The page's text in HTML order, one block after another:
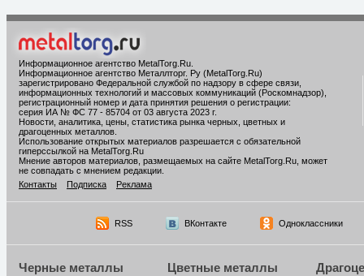
Информационное агентство MetalTorg.Ru
Информационное агентство Металлторг. Ру (MetalTorg.Ru)
зарегистрировано Федеральной службой по надзору в сфере связи,
информационных технологий и массовых коммуникаций (Роскомнадзор),
регистрационный номер и дата принятия решения о регистрации:
серия ИА № ФС 77 - 85704 от 03 августа 2023 г.
Новости, аналитика, цены, статистика рынка черных, цветных и
драгоценных металлов.
Использование открытых материалов разрешается с обязательной
гиперссылкой на MetalTorg.Ru
Мнение авторов материалов, размещаемых на сайте MetalTorg.Ru, может
не совпадать с мнением редакции.
Контакты
Подписка Реклама
RSS ВКонтакте Одноклассники
Черные металлы Цветные металлы